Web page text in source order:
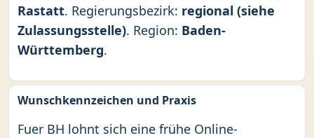
Rastatt. Regierungsbezirk: regional (siehe
Zulassungsstelle). Region: Baden-
Württemberg.
Wunschkennzeichen und Praxis
Fuer BH lohnt sich eine frühe Online-